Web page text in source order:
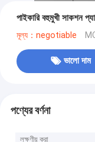
পাইকারি বহুমুখী সাকশন
মূল্য：negotiable
ভালো দাম
পণ্যের বর্ণনা
লক্ষণীয় করা